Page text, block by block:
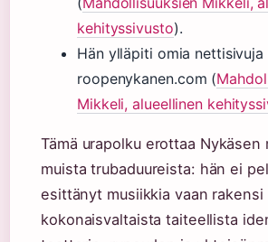
kehityssivusto).
Hän ylläpiti omia nettisivuja
roopenykanen.com (
Mikkeli, alueellinen
Tämä urapolku erottaa Nykäsen
muista trubaduureista: hän ei
esittänyt musiikkia vaan rakensi
kokonaisvaltaista taiteellista